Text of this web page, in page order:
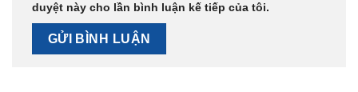
duyệt này cho lần bình luận kế tiếp của tôi.